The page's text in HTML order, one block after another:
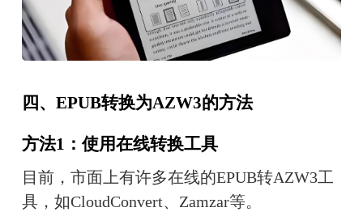
四、EPUB转换为AZW3的方法
方法1：使用在线转换工具
目前，市面上有许多在线的EPUB转AZW3工
具，如CloudConvert、Zamzar等。